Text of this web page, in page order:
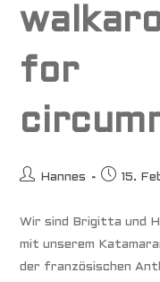
for
Beitrags-
Hannes
Beitrag
15.
Wir sind Brigitta und
mit unserem
der französischen